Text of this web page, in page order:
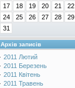
17
18 19 20 21 22
24
25 26 27 28 29
31
Архів записів
2011 Лютий
2011 Березень
2011 Квітень
2011 Травень